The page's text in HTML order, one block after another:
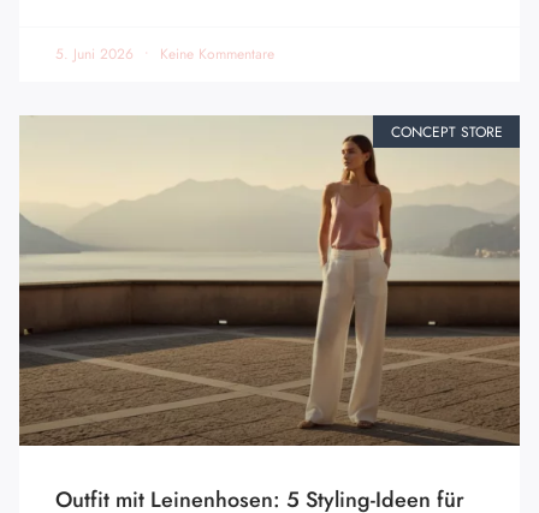
5. Juni 2026 Keine Kommentare
CONCEPT STORE
Outfit mit Leinenhosen: 5 Styling-Ideen für